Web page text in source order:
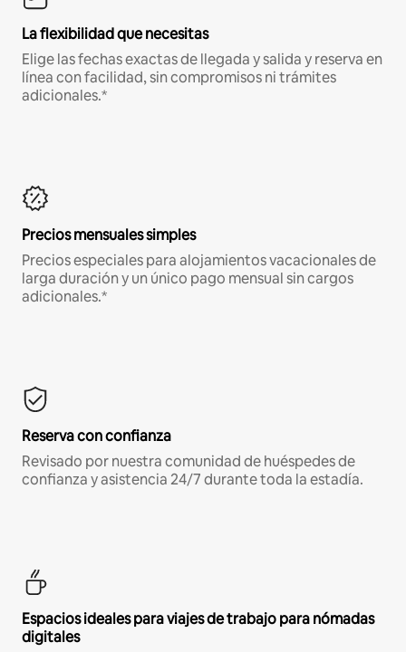
La flexibilidad que necesitas
Elige las fechas exactas de llegada y salida y reserva en
línea con facilidad, sin compromisos ni trámites
adicionales.*
Precios mensuales simples
Precios especiales para alojamientos vacacionales de
larga duración y un único pago mensual sin cargos
adicionales.*
Reserva con confianza
Revisado por nuestra comunidad de huéspedes de
confianza y asistencia 24/7 durante toda la estadía.
Espacios ideales para viajes de trabajo para nómadas
digitales